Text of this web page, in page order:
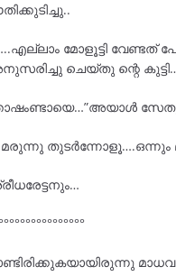
മോളൂട്ടി
ചെയ്തു ന്റെ
തുടർന്നോളൂ….ഒന്നും